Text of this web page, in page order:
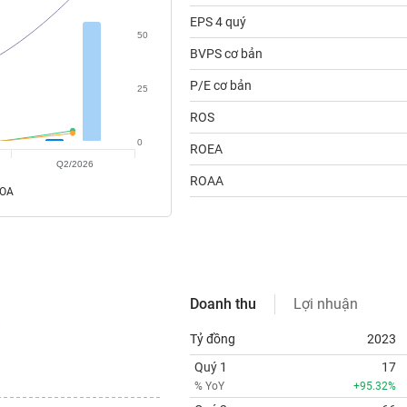
0
25
50
Q2/2026
EPS 4 quý
BVPS cơ bản
P/E cơ bản
ROS
ROEA
ROAA
Doanh thu Lợi nhuận
Tỷ đồng
2023
Quý 1
% YoY
17
+95.32%